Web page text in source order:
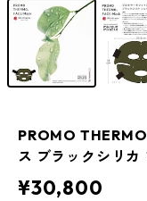
PROMO
ス ブラックシリ
¥30,800